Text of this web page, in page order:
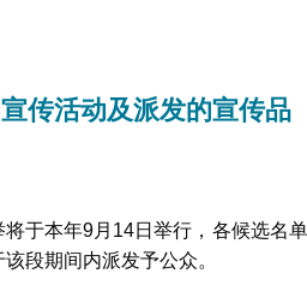
传活动及派发的宣传品
于本年9月14日举行，各候选名
段期间内派发予公众。